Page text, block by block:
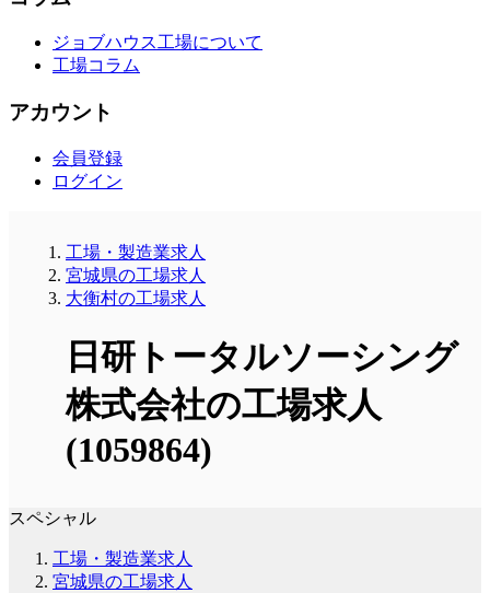
ジョブハウス工場について
工場コラム
アカウント
会員登録
ログイン
工場・製造業求人
宮城県の工場求人
大衡村の工場求人
日研トータルソーシング
株式会社の工場求人
(1059864)
スペシャル
工場・製造業求人
宮城県の工場求人